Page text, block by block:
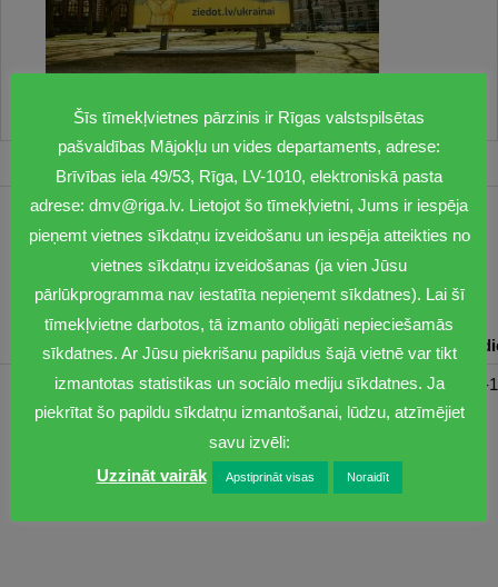
1201
dmv@riga.lv
Pirmdiena Otrdiena Trešdiena Ceturtdiena
08:30-17:00 08:00-17:00 08:00-17:00 08:00-17:00 08:00-
Šīs tīmekļvietnes pārzinis ir Rīgas valstspilsētas
pašvaldības Mājokļu un vides departaments, adrese:
Brīvības iela 49/53, Rīga, LV-1010, elektroniskā pasta
adrese: dmv@riga.lv. Lietojot šo tīmekļvietni, Jums ir iespēja
pieņemt vietnes sīkdatņu izveidošanu un iespēja atteikties no
vietnes sīkdatņu izveidošanas (ja vien Jūsu
pārlūkprogramma nav iestatīta nepieņemt sīkdatnes). Lai šī
tīmekļvietne darbotos, tā izmanto obligāti nepieciešamās
sīkdatnes. Ar Jūsu piekrišanu papildus šajā vietnē var tikt
izmantotas statistikas un sociālo mediju sīkdatnes. Ja
piekrītat šo papildu sīkdatņu izmantošanai, lūdzu, atzīmējiet
savu izvēli:
Uzzināt vairāk
Apstiprināt visas Noraidīt